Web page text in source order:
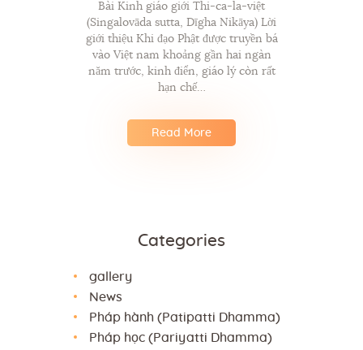
Bài Kinh giáo giới Thi-ca-la-việt
(Singalovāda sutta, Dīgha Nikāya) Lời
giới thiệu Khi đạo Phật được truyền bá
vào Việt nam khoảng gần hai ngàn
năm trước, kinh điển, giáo lý còn rất
hạn chế…
Read More
Categories
gallery
News
Pháp hành (Patipatti Dhamma)
Pháp học (Pariyatti Dhamma)